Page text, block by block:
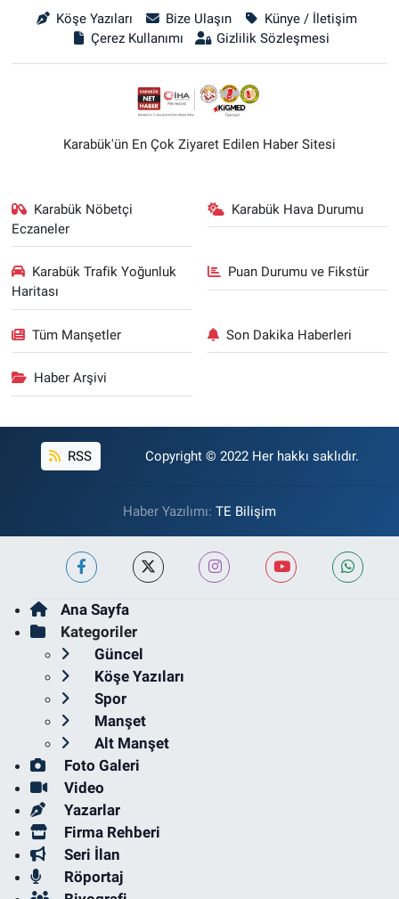
Köşe Yazıları Bize Ulaşın
Künye / İletişim
Çerez Kullanımı
Gizlilik Sözleşmesi
Karabük'ün En Çok Ziyaret Edilen Haber Sitesi
Karabük Nöbetçi
Eczaneler
Karabük Hava Durumu
Karabük Trafik Yoğunluk
Haritası
Puan Durumu ve Fikstür
Tüm Manşetler Son Dakika Haberleri
Haber Arşivi
RSS Copyright © 2022 Her hakkı saklıdır.
Haber Yazılımı: TE Bilişim
Ana Sayfa
Kategoriler
Güncel
Köşe Yazıları
Spor
Manşet
Alt Manşet
Foto Galeri
Video
Yazarlar
Firma Rehberi
Seri İlan
Röportaj